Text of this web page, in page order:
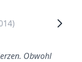
Obwohl